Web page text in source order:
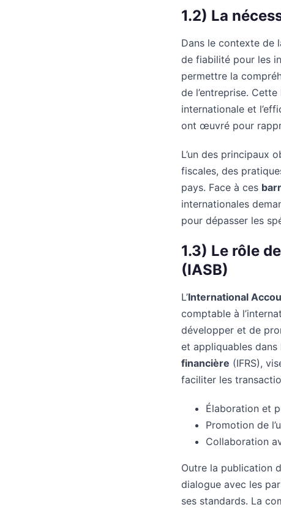
1.2) La
Dans le contexte de
de fiabilité pour les
permettre la
de l’entreprise.
internationale et
ont œuvré pour
L’un des principaux
fiscales, des
pays. Face à ces
internationales
pour dépasser les
1.3) Le rôle
(IASB)
L’International
comptable à
développer et de
et appliquables dans
financière (IFRS),
faciliter les
Élaboration et
Promotion de
Collaboration
Outre la publication
dialogue avec les
ses standards. La